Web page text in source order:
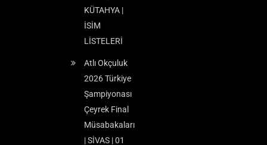
KÜTAHYA |
İSİM
LİSTELERİ
Atlı Okçuluk
2026 Türkiye
Şampiyonası
Çeyrek Final
Müsabakaları
| SİVAS | 01